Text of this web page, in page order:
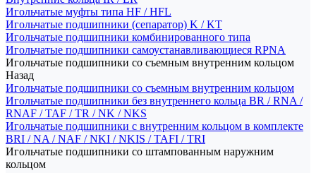
Игольчатые муфты типа HF / HFL
Игольчатые подшипники (сепаратор) K / KT
Игольчатые подшипники комбинированного типа
Игольчатые подшипники самоустанавливающиеся RPNA
Игольчатые подшипники со съемным внутренним кольцом
Назад
Игольчатые подшипники со съемным внутренним кольцом
Игольчатые подшипники без внутреннего кольца BR / RNA /
RNAF / TAF / TR / NK / NKS
Игольчатые подшипники с внутренним кольцом в комплекте
BRI / NA / NAF / NKI / NKIS / TAFI / TRI
Игольчатые подшипники со штампованным наружним
кольцом